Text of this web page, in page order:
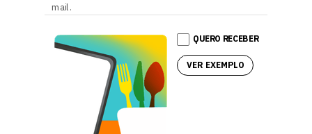
mail.
QUERO RECEBER
VER EXEMPLO